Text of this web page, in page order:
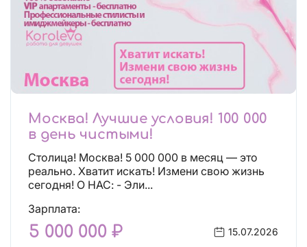
Москва! Лучшие условия! 100 000
в день чистыми!
Столица! Москва! 5 000 000 в месяц — это
реально. Хватит искать! Измени свою жизнь
сегодня! О НАС: - Эли...
Зарплата:
5 000 000 ₽ 15.07.2026